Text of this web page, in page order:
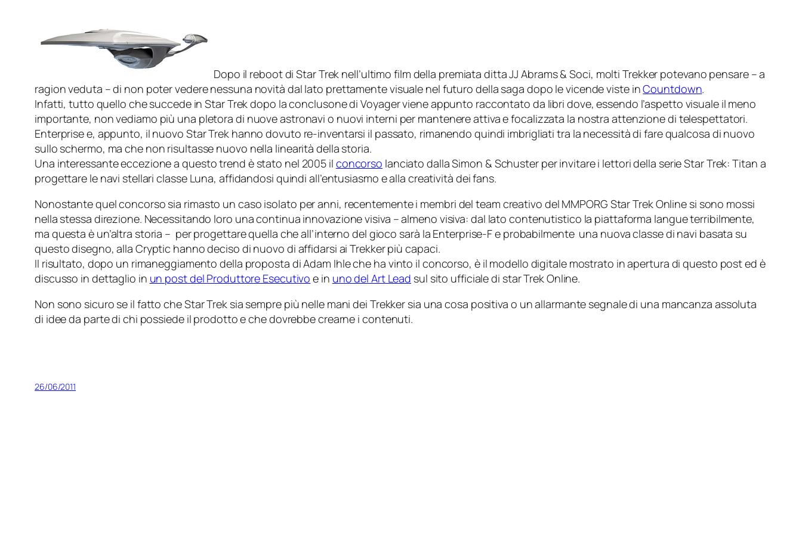
Dopo il reboot diStar Trek nell’ultimo film della premiata dittaJJ Abrams & Soci, molti Trekker potevano pensare – a
ragion veduta – di non poter vedere nessuna novità dal lato prettamente visuale nel futuro della saga dopo le vicende viste inCountdown.
Infatti, tutto quello che succede in Star Trek dopo la conclusone diVoyagerviene appunto raccontato da libri dove, essendo l’aspetto visuale il meno
importante, non vediamo più una pletora di nuove astronavi o nuovi interni per mantenere attiva e focalizzata la nostra attenzione di telespettatori.
Enterprisee, appunto, il nuovo Star Trekhanno dovuto re-inventarsi il passato, rimanendo quindi imbrigliati tra la necessità di fare qualcosa di nuovo
sullo schermo, ma che non risultasse nuovo nella linearità della storia.
Una interessante eccezione a questo trend è stato nel 2005 il concorso lanciato dallaSimon & Schusterper invitare i lettori della serieStar Trek: Titan a
progettare le navi stellari classe Luna, affidandosi quindi all’entusiasmo e alla creatività dei fans.
Nonostante quel concorso sia rimasto un caso isolato per anni, recentemente i membri del team creativo del MMPORG Star Trek Online si sono mossi
nella stessa direzione. Necessitando loro una continua innovazione visiva –almeno visiva: dal lato contenutistico la piattaforma langue terribilmente,
ma questa è un’altra storia – per progettare quella che all’interno del gioco sarà la Enterprise-Fe probabilmente una nuova classe di navi basata su
questo disegno, alla Cryptic hanno deciso di nuovo di affidarsi ai Trekker più capaci.
Il risultato, dopo un rimaneggiamento della proposta di Adam Ihle che ha vinto il concorso, è il modello digitale mostrato in apertura di questo post ed è
discusso in dettaglio in un post del Produttore Esecutivo e in uno del Art Lead sul sito ufficiale di star Trek Online.
Non sono sicuro se il fatto cheStar Treksia sempre più nelle mani dei Trekker sia una cosa positiva o un allarmante segnale di una mancanza assoluta
di idee da parte di chi possiede il prodotto e che dovrebbe crearne i contenuti.
26/06/2011